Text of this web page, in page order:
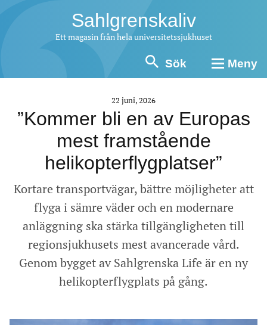
Sahlgrenskaliv
Ett magasin från hela universitetssjukhuset
Sök Meny
22 juni, 2026
”Kommer bli en av Europas
mest framstående
helikopterflygplatser”
Kortare transportvägar, bättre möjligheter att
flyga i sämre väder och en modernare
anläggning ska stärka tillgängligheten till
regionsjukhusets mest avancerade vård.
Genom bygget av Sahlgrenska Life är en ny
helikopterflygplats på gång.